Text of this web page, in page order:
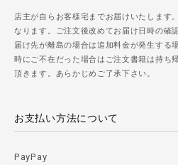
店主が自らお客様宅までお届けいたします
なります。ご注文後改めてお届け日時の確
届け先が離島の場合は追加料金が発生する
時にご不在だった場合はご注文書籍は持ち
頂きます。あらかじめご了承下さい。
お支払い方法について
PayPay